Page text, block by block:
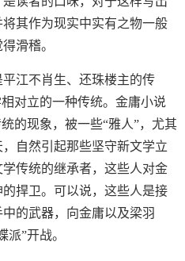
其作为现实中实有之物一般
滑稽。
江不肖生、还珠楼主的传
对立的一种传统。金庸小说
的现象，被一些“雅人”，尤其
自然引起那些坚守新文学立
传统的继承者，这些人对金
捍卫。可以说，这些人是接
的武器，向金庸以及梁羽
”开战。